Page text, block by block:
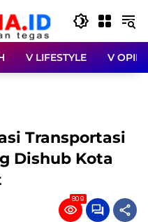
V LIFESTYLE V OPINI
Transportasi
Dishub Kota
809